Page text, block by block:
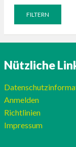
Nützliche
Anmelden
Richtlinien
Impressum